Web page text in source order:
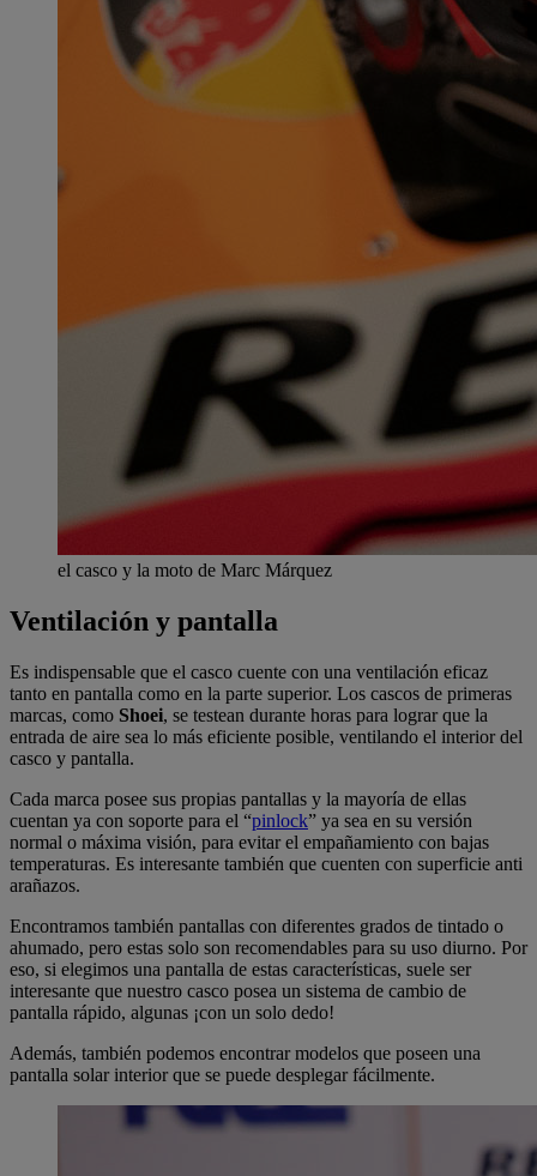
el casco y la moto de Marc Márquez
Ventilación y pantalla
Es indispensable que el casco cuente con una ventilación eficaz
tanto en pantalla como en la parte superior. Los cascos de primeras
marcas, como Shoei, se testean durante horas para lograr que la
entrada de aire sea lo más eficiente posible, ventilando el interior del
casco y pantalla.
Cada marca posee sus propias pantallas y la mayoría de ellas
cuentan ya con soporte para el “pinlock” ya sea en su versión
normal o máxima visión, para evitar el empañamiento con bajas
temperaturas. Es interesante también que cuenten con superficie anti
arañazos.
Encontramos también pantallas con diferentes grados de tintado o
ahumado, pero estas solo son recomendables para su uso diurno. Por
eso, si elegimos una pantalla de estas características, suele ser
interesante que nuestro casco posea un sistema de cambio de
pantalla rápido, algunas ¡con un solo dedo!
Además, también podemos encontrar modelos que poseen una
pantalla solar interior que se puede desplegar fácilmente.